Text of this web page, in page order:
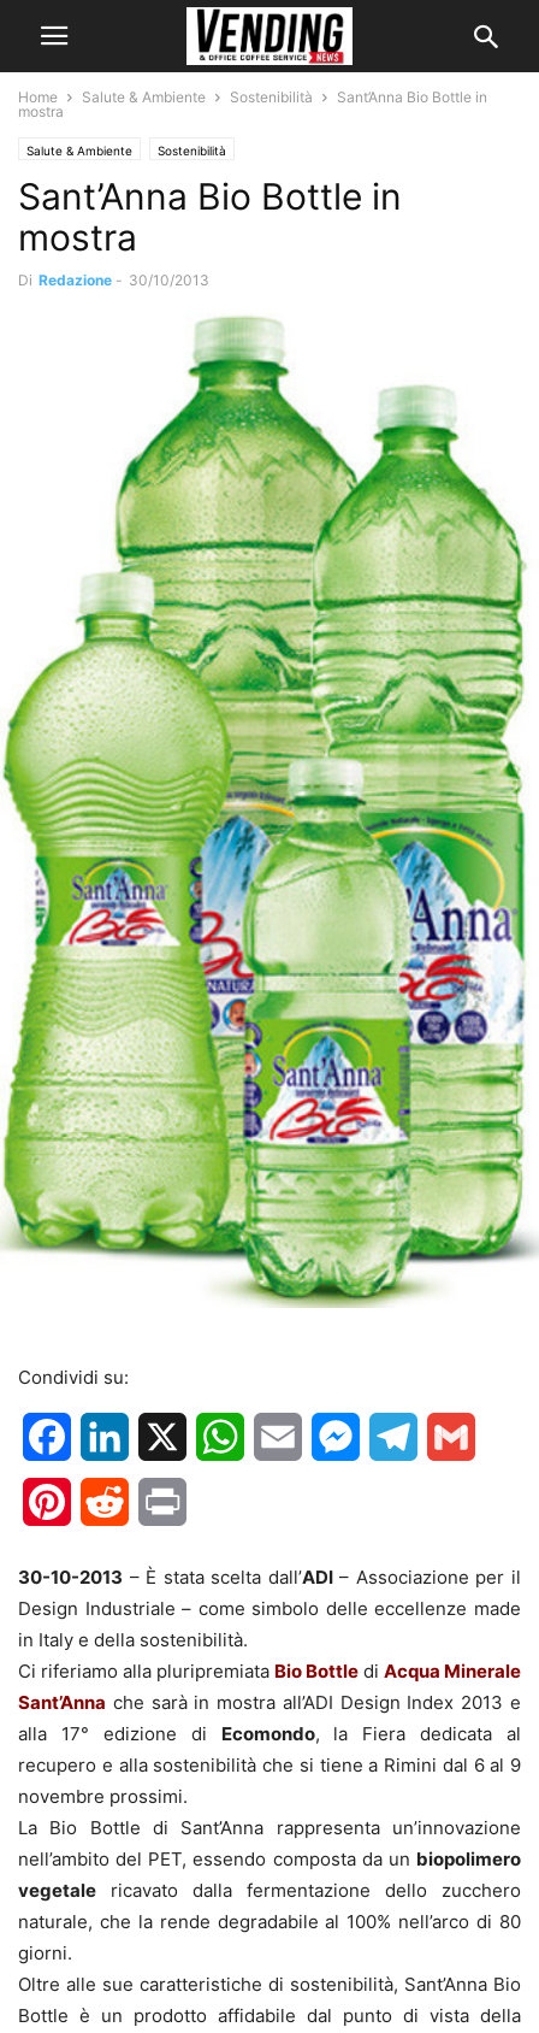
Home Salute & Ambiente Sostenibilità
Sant’Anna Bio Bottle in
mostra
Salute & Ambiente Sostenibilità
Sant’Anna Bio Bottle in
mostra
Di Redazione - 30/10/2013
Condividi su:
FacebookLinkedIn WhatsApp
Email MessengerTelegram
PinterestReddit
30-10-2013 – È stata scelta dall’ADI– Associazione per il
Design Industriale – come simbolo delle eccellenze made
in Italy e della sostenibilità.
Ci riferiamo alla pluripremiata Bio Bottle di Acqua Minerale
Sant’Anna che sarà in mostra all’ADI Design Index 2013 e
alla 17° edizione di Ecomondo, la Fiera dedicata al
recupero e alla sostenibilità che si tiene a Rimini dal 6 al 9
novembre prossimi.
La Bio Bottle di Sant’Anna rappresenta un’innovazione
nell’ambito del PET, essendo composta da un biopolimero
vegetale ricavato dalla fermentazione dello zucchero
naturale, che la rende degradabile al 100% nell’arco di 80
giorni.
Oltre alle sue caratteristiche di sostenibilità, Sant’Anna Bio
Bottle è un prodotto affidabile dal punto di vista della